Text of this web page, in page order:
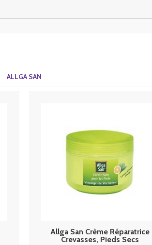
ALLGA SAN
Allga San Crème Réparatrice
Crevasses, Pieds Secs